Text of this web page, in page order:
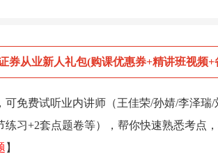
券从业新人礼包(购课优惠券+精讲班视频+
可免费试听业内讲师（王佳荣/孙婧/李泽瑞
习+2套点题卷等），帮你快速熟悉考点，
】